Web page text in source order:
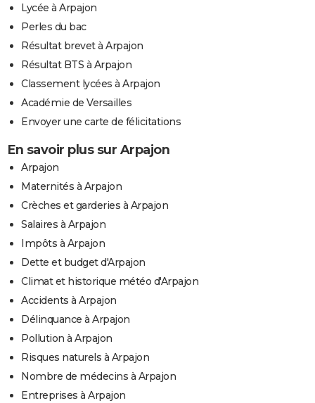
Lycée à Arpajon
Perles du bac
Résultat brevet à Arpajon
Résultat BTS à Arpajon
Classement lycées à Arpajon
Académie de Versailles
Envoyer une carte de félicitations
En savoir plus sur Arpajon
Arpajon
Maternités à Arpajon
Crèches et garderies à Arpajon
Salaires à Arpajon
Impôts à Arpajon
Dette et budget d'Arpajon
Climat et historique météo d'Arpajon
Accidents à Arpajon
Délinquance à Arpajon
Pollution à Arpajon
Risques naturels à Arpajon
Nombre de médecins à Arpajon
Entreprises à Arpajon